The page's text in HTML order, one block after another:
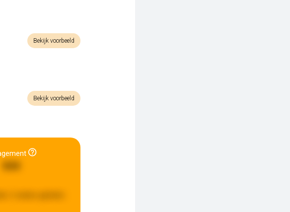
Bekijk voorbeeld
Bekijk voorbeeld
844